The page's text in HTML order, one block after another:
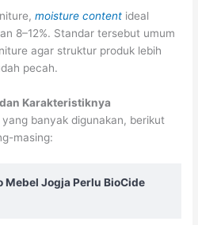
moisture content ideal
8–12%. Standar tersebut umum
agar struktur produk lebih
pecah.
Karakteristiknya
banyak digunakan, berikut
masing:
Mebel Jogja Perlu BioCide